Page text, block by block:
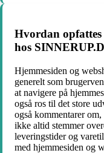
Hvordan opfattes
hos
Hjemmesiden og
generelt som
at navigere på
også ros til det store
også kommentarer
ikke altid stemmer
leveringstider og
med hjemmesiden og